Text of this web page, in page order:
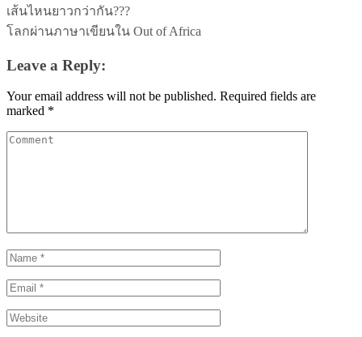
เส้นไหนยาวกว่ากัน???
โลกผ่านภาษาเขียนใน Out of Africa
Leave a Reply:
Your email address will not be published. Required fields are
marked *